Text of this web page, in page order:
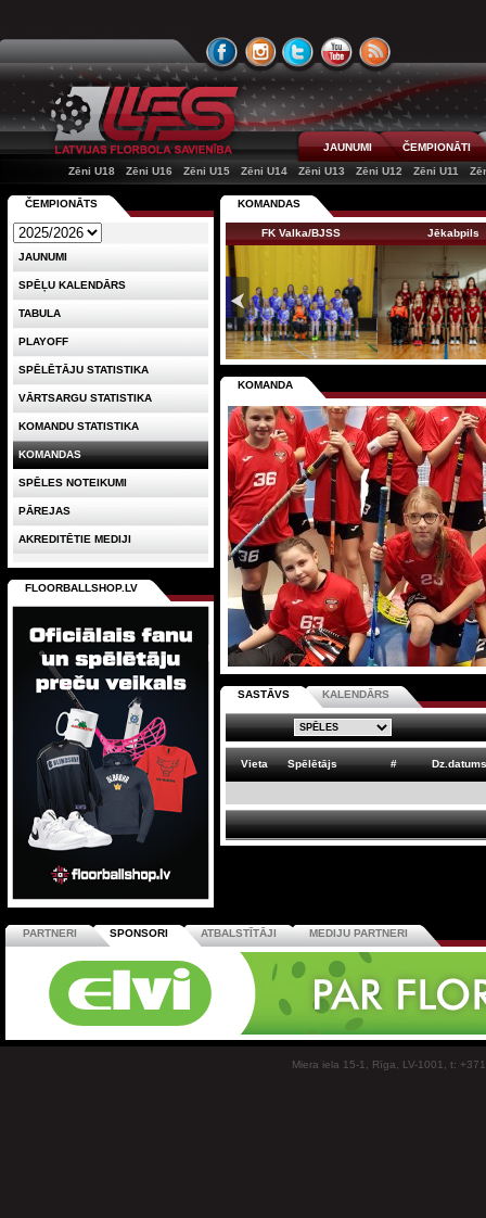
JAUNUMI
ČEMPIONĀTI
Zēni U18
Zēni U16 Zēni U15 Zēni U14 Zēni U13 Zēni U12 Zēni U11
KOMANDAS
FK Valka/BJSS Jēkabpils
KOMANDA
SASTĀVS KALENDĀRS
Vieta Spēlētājs # Dz.datums
ČEMPIONĀTS
JAUNUMI
SPĒĻU KALENDĀRS
TABULA
PLAYOFF
SPĒLĒTĀJU STATISTIKA
VĀRTSARGU STATISTIKA
KOMANDU STATISTIKA
KOMANDAS
SPĒLES NOTEIKUMI
PĀREJAS
AKREDITĒTIE MEDIJI
FLOORBALLSHOP.LV
PARTNERI SPONSORI ATBALSTĪTĀJI MEDIJU PARTNERI
Miera iela 15-1, Rīga, LV-1001, t: